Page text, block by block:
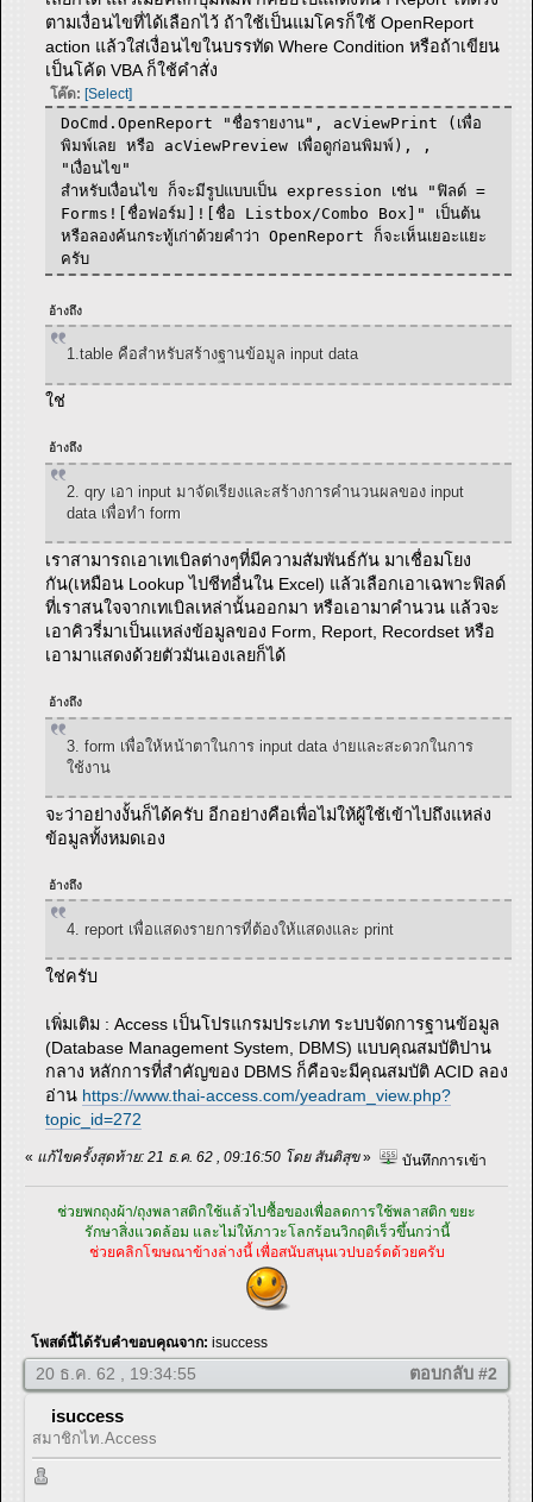
ตามเงื่อนไขที่ได้เลือกไว้ ถ้าใช้เป็นแมโครก็ใช้ OpenReport
action แล้วใส่เงื่อนไขในบรรทัด Where Condition หรือถ้าเขียน
เป็นโค้ด VBA ก็ใช้คำสั่ง
โค๊ด: [Select]
DoCmd.OpenReport "ชื่อรายงาน", acViewPrint (เพื่อ
พิมพ์เลย หรือ acViewPreview เพื่อดูก่อนพิมพ์), ,
"เงื่อนไข"
สำหรับเงื่อนไข ก็จะมีรูปแบบเป็น expression เช่น "ฟิลด์ =
Forms![ชื่อฟอร์ม]![ชื่อ Listbox/Combo Box]" เป็นต้น
หรือลองค้นกระทู้เก่าด้วยคำว่า OpenReport ก็จะเห็นเยอะแยะ
ครับ
อ้างถึง
1.table คือสำหรับสร้างฐานข้อมูล input data
ใช่
อ้างถึง
2. qry เอา input มาจัดเรียงและสร้างการคำนวนผลของ input
data เพื่อทำ form
เราสามารถเอาเทเบิลต่างๆที่มีความสัมพันธ์กัน มาเชื่อมโยง
กัน(เหมือน Lookup ไปชีทอื่นใน Excel) แล้วเลือกเอาเฉพาะฟิลด์
ที่เราสนใจจากเทเบิลเหล่านั้นออกมา หรือเอามาคำนวน แล้วจะ
เอาคิวรี่มาเป็นแหล่งข้อมูลของ Form, Report, Recordset หรือ
เอามาแสดงด้วยตัวมันเองเลยก็ได้
อ้างถึง
3. form เพื่อให้หน้าตาในการ input data ง่ายและสะดวกในการ
ใช้งาน
จะว่าอย่างงั้นก็ได้ครับ อีกอย่างคือเพื่อไม่ให้ผู้ใช้เข้าไปถึงแหล่ง
ข้อมูลทั้งหมดเอง
อ้างถึง
4. report เพื่อแสดงรายการที่ต้องให้แสดงและ print
ใช่ครับ
เพิ่มเติม : Access เป็นโปรแกรมประเภท ระบบจัดการฐานข้อมูล
(Database Management System, DBMS) แบบคุณสมบัติปาน
กลาง หลักการที่สำคัญของ DBMS ก็คือจะมีคุณสมบัติ ACID ลอง
อ่าน https://www.thai-access.com/yeadram_view.php?
topic_id=272
« แก้ไขครั้งสุดท้าย: 21 ธ.ค. 62 , 09:16:50 โดย สันติสุข» บันทึกการเข้า
ช่วยพกถุงผ้า/ถุงพลาสติกใช้แล้วไปซื้อของเพื่อลดการใช้พลาสติก ขยะ
รักษาสิ่งแวดล้อม และไม่ให้ภาวะโลกร้อนวิกฤติเร็วขึ้นกว่านี้
ช่วยคลิกโฆษณาข้างล่างนี้ เพื่อสนับสนุนเวปบอร์ดด้วยครับ
โพสต์นี้ได้รับคำขอบคุณจาก: isuccess
20 ธ.ค. 62 , 19:34:55 ตอบกลับ #2
isuccess
สมาชิกไท.Access